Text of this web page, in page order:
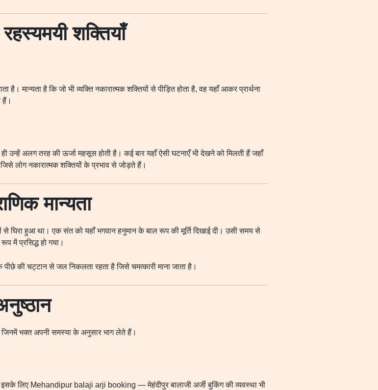
शक्तियाँ
है। मान्यता है कि जो भी व्यक्ति नकारात्मक शक्तियों से पीड़ित होता है, वह यहाँ आकर प्रार्थना
हैं।
उन्हें अलग तरह की ऊर्जा महसूस होती है। कई बार यहाँ ऐसी घटनाएँ भी देखने को मिलती हैं जहाँ
लोग नकारात्मक शक्तियों के प्रभाव से जोड़ते हैं।
मान्यता
घिरा हुआ था। एक संत को यहाँ भगवान हनुमान के बाल रूप की मूर्ति दिखाई दी। उसी समय से
में प्रसिद्ध हो गया।
की चट्टान से जल निकलता रहता है जिसे चमत्कारी माना जाता है।
जिनमें भक्त अपनी समस्या के अनुसार भाग लेते हैं।
इसके लिए Mehandipur balaji arji booking — मेहंदीपुर बालाजी अर्जी बुकिंग की व्यवस्था भी